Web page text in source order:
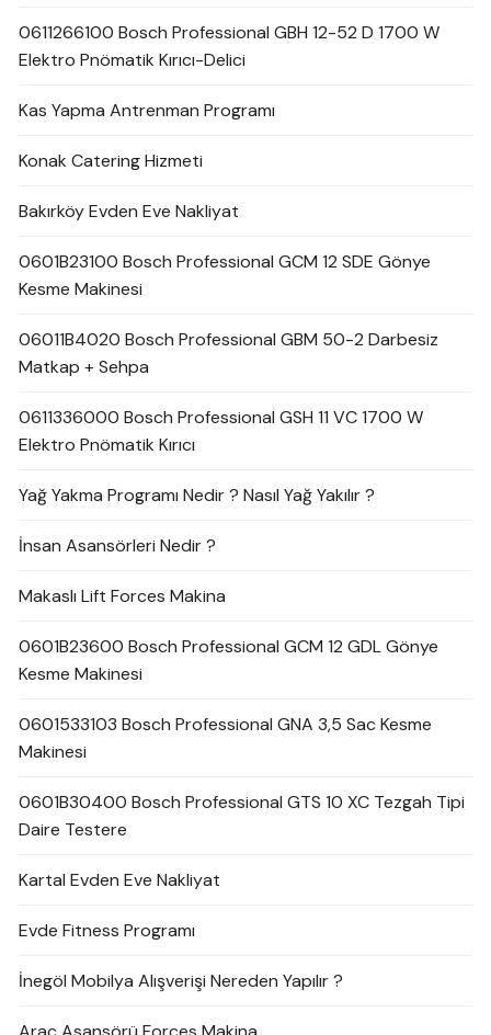
0611266100 Bosch Professional GBH 12-52 D 1700 W
Elektro Pnömatik Kırıcı-Delici
Kas Yapma Antrenman Programı
Konak Catering Hizmeti
Bakırköy Evden Eve Nakliyat
0601B23100 Bosch Professional GCM 12 SDE Gönye
Kesme Makinesi
06011B4020 Bosch Professional GBM 50-2 Darbesiz
Matkap + Sehpa
0611336000 Bosch Professional GSH 11 VC 1700 W
Elektro Pnömatik Kırıcı
Yağ Yakma Programı Nedir ? Nasıl Yağ Yakılır ?
İnsan Asansörleri Nedir ?
Makaslı Lift Forces Makina
0601B23600 Bosch Professional GCM 12 GDL Gönye
Kesme Makinesi
0601533103 Bosch Professional GNA 3,5 Sac Kesme
Makinesi
0601B30400 Bosch Professional GTS 10 XC Tezgah Tipi
Daire Testere
Kartal Evden Eve Nakliyat
Evde Fitness Programı
İnegöl Mobilya Alışverişi Nereden Yapılır ?